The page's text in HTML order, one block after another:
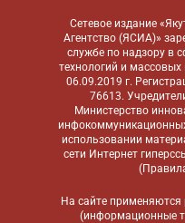
Сетевое издание
Агентство (ЯСИА)»
службе по надзору в
технологий и
06.09.2019 г.
76613.
Министерство
использовании
сети Интернет
(
На сайте применяются
(информационные